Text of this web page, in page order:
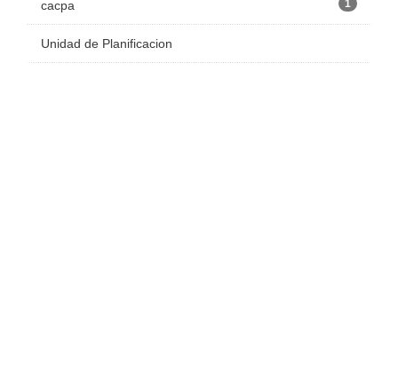
cacpa 1
Unidad de Planificacion